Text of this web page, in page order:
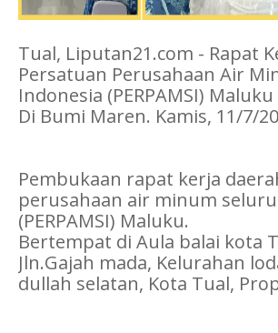
Tual, Liputan21.com - Rapat
Persatuan Perusahaan Air
Indonesia (PERPAMSI)
Di Bumi Maren. Kamis, 11/7/
Pembukaan rapat kerja
perusahaan air minum
(PERPAMSI) Maluku.
Bertempat di Aula balai kota
Jln.Gajah mada, Kelurahan
dullah selatan, Kota Tual,